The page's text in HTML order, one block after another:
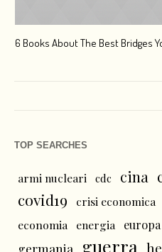
6 Books About The Best Bridges
TOP SEARCHES
armi nucleari cdc cina
covid19 crisi economica
economia energia europa
germania guerra